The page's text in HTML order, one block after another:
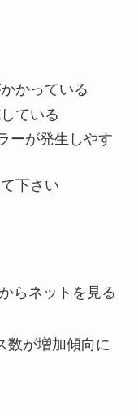
かっている
ている
ーが発生しやす
下さい
らネットを見る
数が増加傾向に